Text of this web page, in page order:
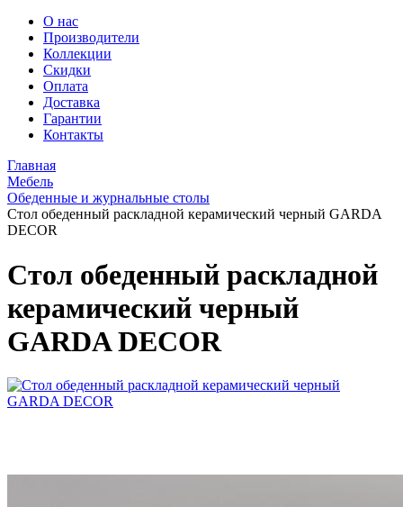
О нас
Производители
Коллекции
Скидки
Оплата
Доставка
Гарантии
Контакты
Главная
Мебель
Обеденные и журнальные столы
Стол обеденный раскладной керамический черный GARDA
DECOR
Стол обеденный раскладной
керамический черный
GARDA DECOR